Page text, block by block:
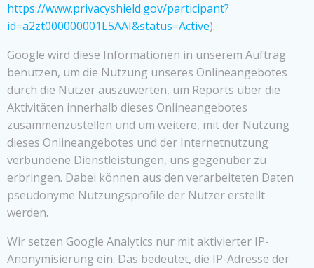
https://www.privacyshield.gov/participant?
id=a2zt000000001L5AAI&status=Active).
Google wird diese Informationen in unserem Auftrag
benutzen, um die Nutzung unseres Onlineangebotes
durch die Nutzer auszuwerten, um Reports über die
Aktivitäten innerhalb dieses Onlineangebotes
zusammenzustellen und um weitere, mit der Nutzung
dieses Onlineangebotes und der Internetnutzung
verbundene Dienstleistungen, uns gegenüber zu
erbringen. Dabei können aus den verarbeiteten Daten
pseudonyme Nutzungsprofile der Nutzer erstellt
werden.
Wir setzen Google Analytics nur mit aktivierter IP-
Anonymisierung ein. Das bedeutet, die IP-Adresse der